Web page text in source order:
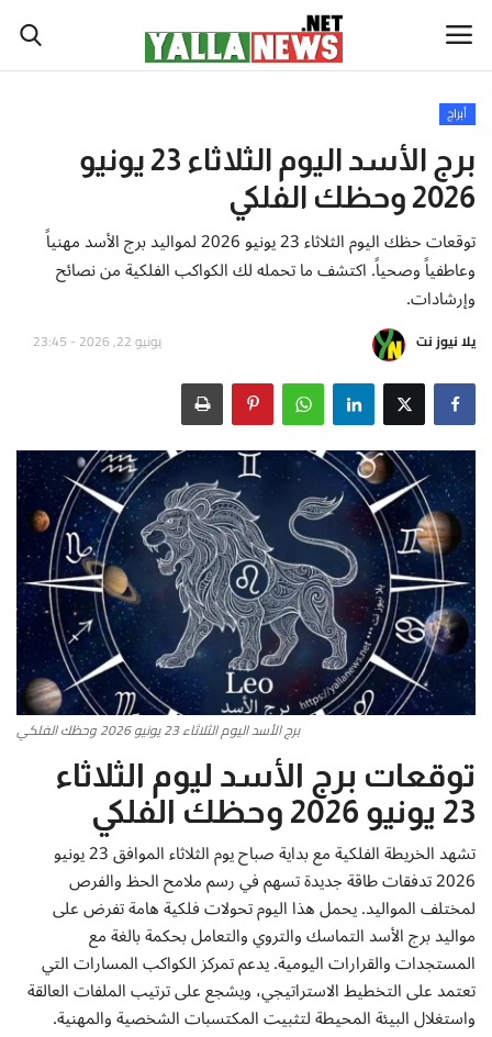
أخبار العالم
أخبار الوطن العربي
سياسة واقتصاد
رياضة
تكنولوجيا وعلوم
صحة ولياقة
أطباق من المطابخ العربية
سياحة وسفر
منوعات عامة
جاليري الفن التشكيلي
من نحن
سياسة الخصوصية
البنود والشروط
رئيس التحرير
إتصل بنا
أبراج
برج الأسد اليوم الثلاثاء 23 يونيو
2026 وحظك الفلكي
توقعات حظك اليوم الثلاثاء 23 يونيو 2026 لمواليد برج الأسد مهنياً
وعاطفياً وصحياً. اكتشف ما تحمله لك الكواكب الفلكية من نصائح
وإرشادات.
يلا نيوز نت يونيو 22, 2026 - 23:45
برج الأسد اليوم الثلاثاء 23 يونيو 2026 وحظك الفلكي
توقعات برج الأسد ليوم الثلاثاء
23 يونيو 2026 وحظك الفلكي
تشهد الخريطة الفلكية مع بداية صباح يوم الثلاثاء الموافق 23 يونيو
2026 تدفقات طاقة جديدة تسهم في رسم ملامح الحظ والفرص
لمختلف المواليد. يحمل هذا اليوم تحولات فلكية هامة تفرض على
مواليد برج الأسد التماسك والتروي والتعامل بحكمة بالغة مع
المستجدات والقرارات اليومية. يدعم تمركز الكواكب المسارات التي
تعتمد على التخطيط الاستراتيجي، ويشجع على ترتيب الملفات العالقة
واستغلال البيئة المحيطة لتثبيت المكتسبات الشخصية والمهنية.